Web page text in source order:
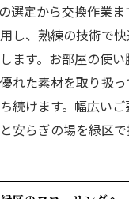
選定から交換作業
し、熟練の技術で
ます。お部屋の使い
れた素材を取り扱
続けます。幅広い
安らぎの場を緑区